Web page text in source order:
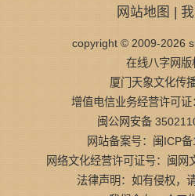
网站地图 |
copyright © 2009-2026
在线八字网版
厦门天象文化传
增值电信业务经营许可证
闽公网安备
网站备案号：闽ICP
网络文化经营许可证号：闽
法律声明：如有侵权，